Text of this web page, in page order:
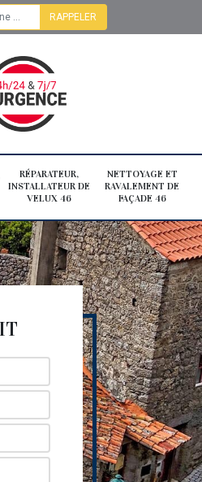
RÉPARATEUR,
INSTALLATEUR DE
VELUX 46
NETTOYAGE ET
RAVALEMENT DE
FAÇADE 46